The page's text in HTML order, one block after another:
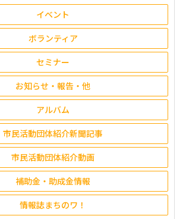
イベント
ボランティア
セミナー
お知らせ・報告・他
アルバム
市民活動団体紹介新聞記事
市民活動団体紹介動画
補助金・助成金情報
情報誌まちのワ！